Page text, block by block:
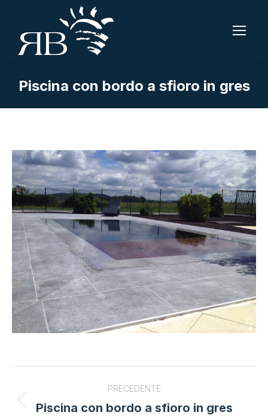
Piscina con bordo a sfioro in gres
navigation
PRECEDENTE
Previous
Piscina con bordo a sfioro in gres